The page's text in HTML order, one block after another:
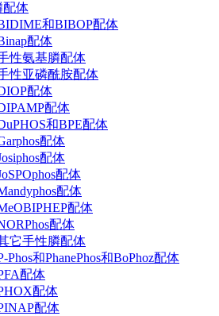
配体
和BIBOP配体
配体
性氨基膦配体
性亚磷酰胺配体
配体
配体
和BPE配体
配体
配体
配体
配体
配体
配体
它手性膦配体
Phos和PhanePhos和BoPhoz配体
配体
配体
配体